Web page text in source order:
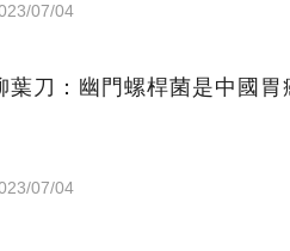
07/04
葉刀：幽門螺桿菌是中國
07/04